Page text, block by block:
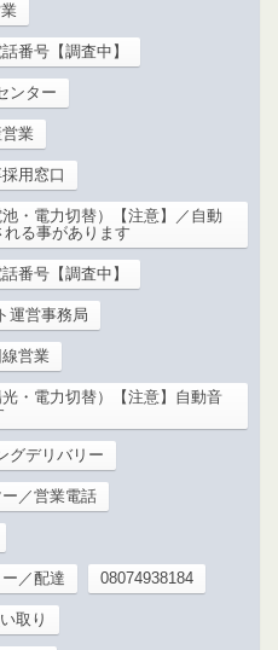
番号【調査中】
ンター
業
用窓口
・電力切替）【注意】／自動
る事があります
番号【調査中】
運営事務局
営業
・電力切替）【注意】自動音
グデリバリー
／営業電話
／配達 08074938184
取り